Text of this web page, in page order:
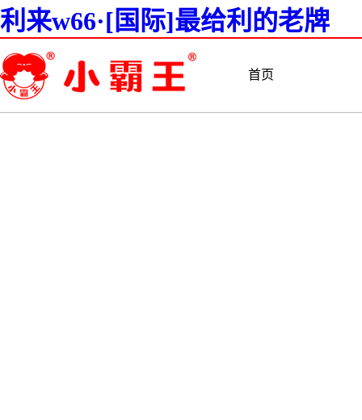
利来w66·[国际]最给利的老牌
首页